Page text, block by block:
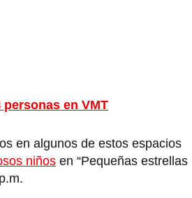
en VMT
en algunos de estos espacios
niños en “Pequeñas estrellas